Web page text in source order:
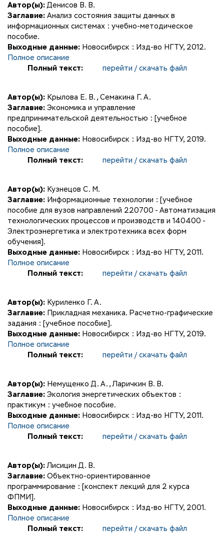
Автор(ы): Денисов В. В.
Заглавие: Анализ состояния защиты данных в
информационных системах : учебно-методическое
пособие.
Выходные данные: Новосибирск : Изд-во НГТУ, 2012.
Полное описание
Полный текст:
перейти / скачать файл
Автор(ы): Крылова Е. В. , Семакина Г. А.
Заглавие: Экономика и управление
предпринимательской деятельностью : [учебное
пособие].
Выходные данные: Новосибирск : Изд-во НГТУ, 2019.
Полное описание
Полный текст:
перейти / скачать файл
Автор(ы): Кузнецов С. М.
Заглавие: Информационные технологии : [учебное
пособие для вузов направлений 220700 - Автоматизация
технологических процессов и производств и 140400 -
Электроэнергетика и электротехника всех форм
обучения].
Выходные данные: Новосибирск : Изд-во НГТУ, 2011.
Полное описание
Полный текст:
перейти / скачать файл
Автор(ы): Куриленко Г. А.
Заглавие: Прикладная механика. Расчетно-графические
задания : [учебное пособие].
Выходные данные: Новосибирск : Изд-во НГТУ, 2019.
Полное описание
Полный текст:
перейти / скачать файл
Автор(ы): Немущенко Д. А. ,Ларичкин В. В.
Заглавие: Экология энергетических объектов :
практикум : учебное пособие.
Выходные данные: Новосибирск : Изд-во НГТУ, 2011.
Полное описание
Полный текст:
перейти / скачать файл
Автор(ы): Лисицин Д. В.
Заглавие: Объектно-ориентированное
программирование : [конспект лекций для 2 курса
ФПМИ].
Выходные данные: Новосибирск : Изд-во НГТУ, 2001.
Полное описание
Полный текст:
перейти / скачать файл